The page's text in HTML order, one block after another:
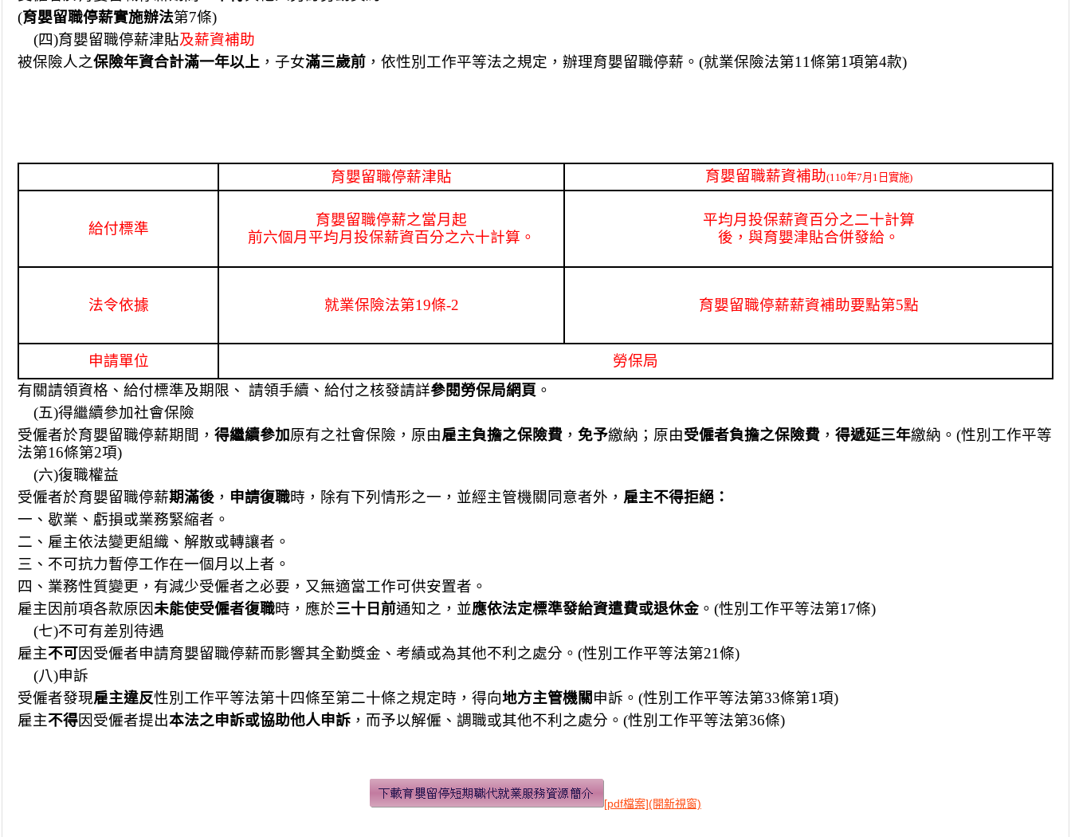
(育嬰留職停薪實施辦法第7條)
(四)育嬰留職停薪津貼及薪資補助
被保險人之保險年資合計滿一年以上 ，子女滿三歲前 ，依性別工作平等法之規定，辦理育嬰留職停薪。(就業保險法第11條第1項第4款)
育嬰留職停薪津貼 育嬰留職薪資補助(110年7月1日實施)
給付標準
育嬰留職停薪之當月起
前六個月平均月投保薪資百分之六十計算。
平均月投保薪資百分之二十計算
後，與育嬰津貼合併發給。
法令依據 就業保險法第19條-2 育嬰留職停薪薪資補助要點第5點
申請單位
勞保局
有關請領資格、給付標準及期限、 請領手續、給付之核發請詳參閱勞保局網頁 。
(五)得繼續參加社會保險
受僱者於育嬰留職停薪期間， 得繼續參加原有之社會保險，原由雇主負擔之保險費 ， 免予繳納；原由受僱者負擔之保險費 ， 得遞延三年繳納。(性別工作平等
法第16條第2項)
(六)復職權益
受僱者於育嬰留職停薪期滿後 ， 申請復職時，除有下列情形之一，並經主管機關同意者外， 雇主不得拒絕：
一、歇業、虧損或業務緊縮者。
二、雇主依法變更組織、解散或轉讓者。
三、不可抗力暫停工作在一個月以上者。
四、業務性質變更，有減少受僱者之必要，又無適當工作可供安置者。
雇主因前項各款原因未能使受僱者復職時，應於三十日前通知之，並應依法定標準發給資遣費或退休金 。(性別工作平等法第17條)
(七)不可有差別待遇
雇主不可因受僱者申請育嬰留職停薪而影響其全勤獎金、考績或為其他不利之處分。(性別工作平等法第21條)
(八)申訴
受僱者發現雇主違反性別工作平等法第十四條至第二十條之規定時，得向地方主管機關 申訴。(性別工作平等法第33條第1項)
雇主不得因受僱者提出本法之申訴或協助他人申訴 ，而予以解僱、調職或其他不利之處分。(性別工作平等法第36條)
[pdf檔案](開新視窗)